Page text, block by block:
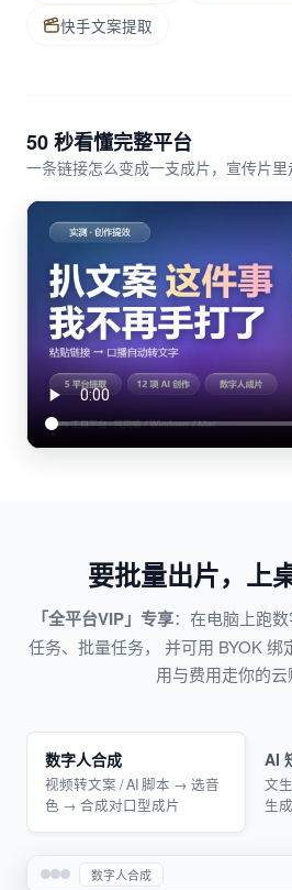
快手文案提取
50 秒看懂完整平台
一条链接怎么变成一支成片，宣传片里
要批量出片，上
「全平台VIP」专享：在电脑上跑
任务、批量任务， 并可用 BYOK 绑
用与费用走你的云
数字人合成
视频转文案 / AI 脚本 → 选音
色 → 合成对口型成片
AI
文
生
数字人合成